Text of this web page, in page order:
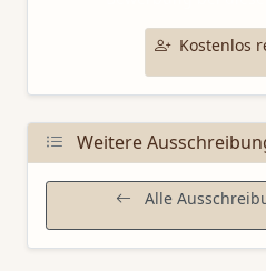
Kostenlos
Weitere
Alle